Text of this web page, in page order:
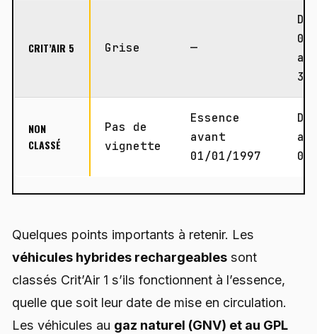
CRIT’AIR 5 Grise —
au
NON
CLASSÉ
Pas de
vignette
Essence
avant
01/01/1997
Quelques points importants à retenir. Les
véhicules hybrides rechargeables sont
classés Crit’Air 1 s’ils fonctionnent à l’essence,
quelle que soit leur date de mise en circulation.
Les véhicules au gaz naturel (GNV) et au GPL